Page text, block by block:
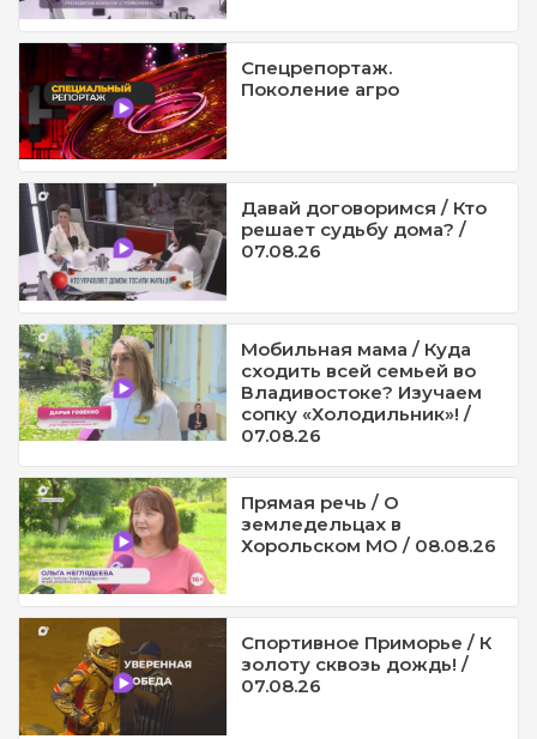
Спецрепортаж.
Поколение агро
Давай договоримся / Кто
решает судьбу дома? /
07.08.26
Мобильная мама / Куда
сходить всей семьей во
Владивостоке? Изучаем
сопку «Холодильник»! /
07.08.26
Прямая речь / О
земледельцах в
Хорольском МО / 08.08.26
Спортивное Приморье / К
золоту сквозь дождь! /
07.08.26